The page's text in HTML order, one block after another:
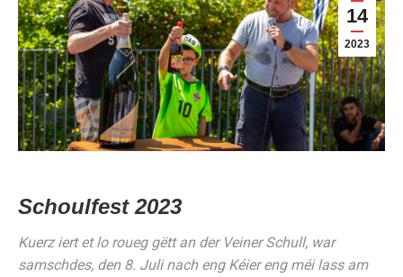
14
2023
Schoulfest 2023
Kuerz iert et lo roueg gëtt an der Veiner Schull, war
samschdes, den 8. Juli nach eng Kéier eng méi lass am